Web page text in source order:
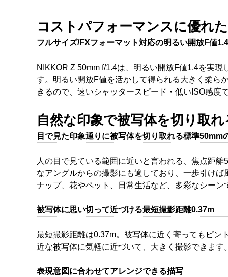
コストパフォーマンスに優れ
フルサイズ/FXフォーマット対応の明るい開放F値
NIKKOR Z 50mm f/1.4は、明るい開放F値1.4を実
す。明るい開放F値を活かして得られる大きく柔ら
きるので、速いシャッタースピード・低いISO感度
自然な印象で被写体を切り取
目で見た印象通りに被写体を切り取れる標準50mm
人の目で見ている範囲に近いと言われる、焦点距
なアングルからの撮影にも適しており、一歩引け
ナップ、花やペット、日常生活など、多彩なシーン
被写体に思い切って近づける最短撮影距離0.37m
最短撮影距離は0.37m。被写体に近く寄ってもピン
近な被写体に気軽に近づいて、大きく撮影できます
表現意図に合わせてアレンジできる描写